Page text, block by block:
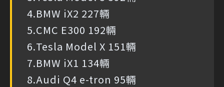
4.BMW iX2 227輛
5.CMC E300 192輛
6.Tesla Model X 151輛
7.BMW iX1 134輛
8.Audi Q4 e-tron 95輛